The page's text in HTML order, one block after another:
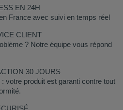
EN 24H
France avec suivi en temps réel
CLIENT
? Notre équipe vous répond
30 JOURS
votre produit est garanti contre tout